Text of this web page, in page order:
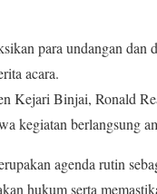
para undangan dan
acara.
Kejari Binjai, Ronald
kegiatan berlangsung
agenda rutin
hukum serta